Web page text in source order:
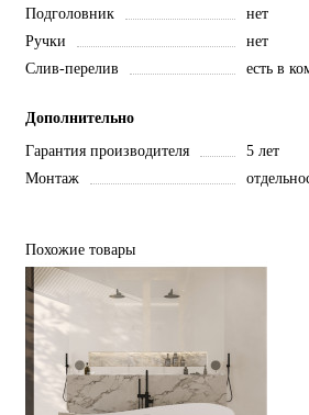
Подголовник
нет
Ручки
нет
Слив-перелив
есть в
Дополнительно
Гарантия производителя
5 лет
Монтаж
Похожие товары